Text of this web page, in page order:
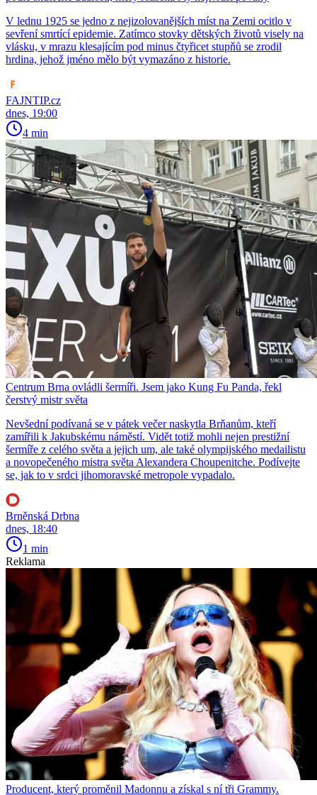
V lednu 1925 se jedno z nejizolovanějších míst na Zemi ocitlo v
sevření smrtící epidemie. Zatímco stovky dětských životů visely na
vlásku, v mrazu klesajícím pod minus čtyřicet stupňů se zrodil
hrdina, jehož jméno mělo být vymazáno z historie.
FAJNTIP.cz
dnes, 19:00
4 min
Centrum Brna ovládli šermíři. Jsem jako Kung Fu Panda, řekl
čerstvý mistr světa
Nevšední podívaná se v pátek večer naskytla Brňanům, kteří
zamířili k Jakubskému náměstí. Vidět totiž mohli nejen prestižní
šermíře z celého světa a jejich um, ale také olympijského medailistu
a novopečeného mistra světa Alexandera Choupenitche. Podívejte
se, jak to v srdci jihomoravské metropole vypadalo.
Brněnská Drbna
dnes, 18:40
1 min
Reklama
Producent, který proměnil Madonnu a získal s ní tři Grammy.